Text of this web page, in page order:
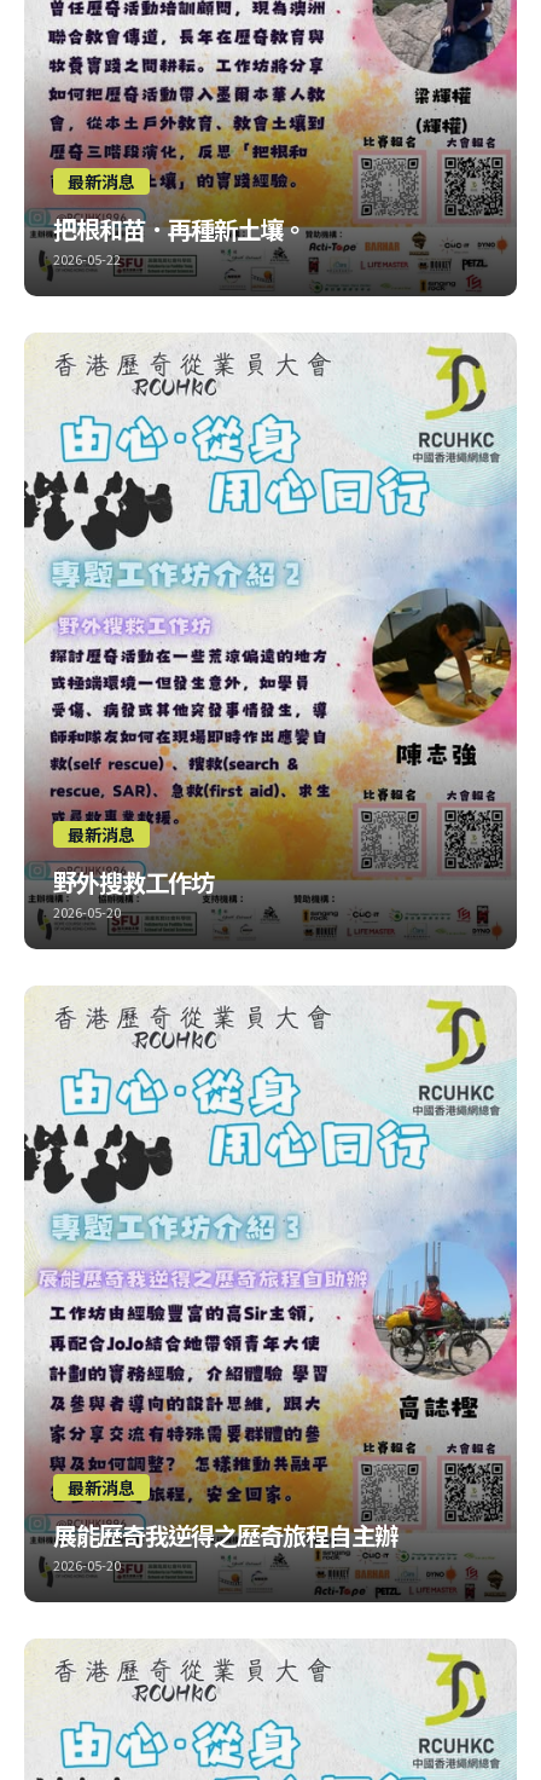
最新消息
把根和苗．再種新土壤。
2026-05-22
話咁快又介紹咗一半，呢個工作坊係同歷奇教育有關~ 介紹一
名：https://forms.gle/511J8NLwtLCYX2G36 大會報名：
https://forms.gle/dhZvfRee4zANM3B79
最新消息
野外搜救工作坊
2026-05-20
今年試下出密啲，每次介紹一個工作坊！ 今年有三個工作坊時
https://forms.gle/511J8NLwtLCYX2G36 大會報名：
https://forms.gle/dhZvfRee4zANM3B79
最新消息
展能歷奇我逆得之歷奇旅程自主辦
2026-05-20
第三、四個工作坊一齊介紹！ 今次高Sir &...